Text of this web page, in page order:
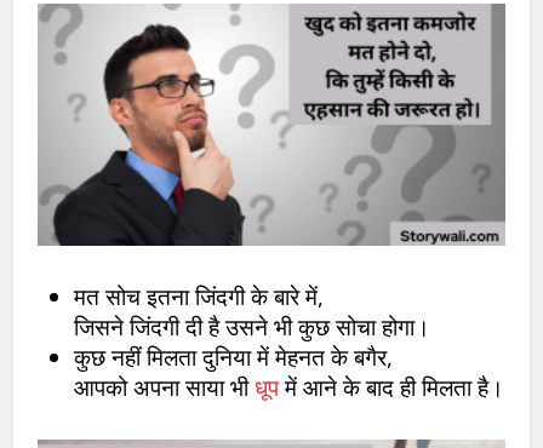
मत सोच इतना जिंदगी के बारे में,
जिसने जिंदगी दी है उसने भी कुछ सोचा होगा।
कुछ नहीं मिलता दुनिया में मेहनत के बगैर,
आपको अपना साया भीधूपमें आने के बाद ही मिलता है।